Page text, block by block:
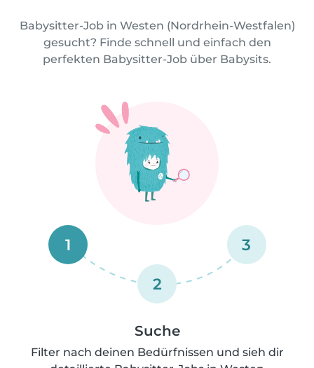
Babysitter-Job in Westen (Nordrhein-Westfalen)
gesucht? Finde schnell und einfach den
perfekten Babysitter-Job über Babysits.
1
2
3
Suche
Filter nach deinen Bedürfnissen und sieh dir